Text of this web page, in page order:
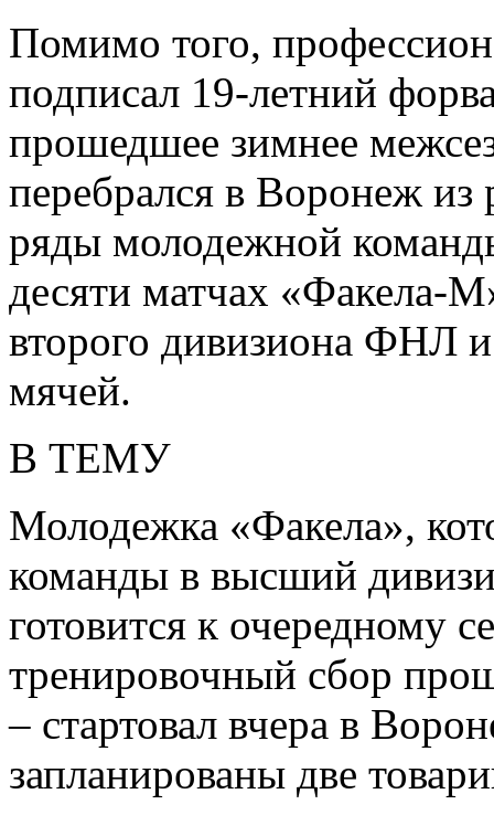
Помимо того,
подписал 19-летний
прошедшее зимнее
перебрался в Воронеж из
ряды молодежной
десяти матчах «Факела-
второго дивизиона ФНЛ
мячей.
В ТЕМУ
Молодежка «Факела»,
команды в высший
готовится к очередному
тренировочный сбор
– стартовал вчера в
запланированы две